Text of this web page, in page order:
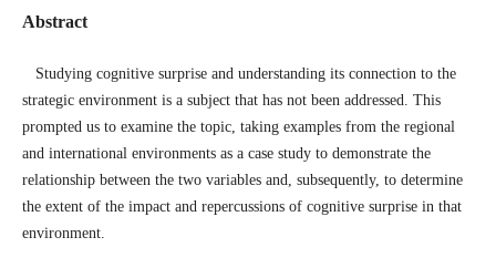
Abstract
Studying cognitive surprise and understanding its connection to the
strategic environment is a subject that has not been addressed. This
prompted us to examine the topic, taking examples from the regional
and international environments as a case study to demonstrate the
relationship between the two variables and, subsequently, to determine
the extent of the impact and repercussions of cognitive surprise in that
environment.